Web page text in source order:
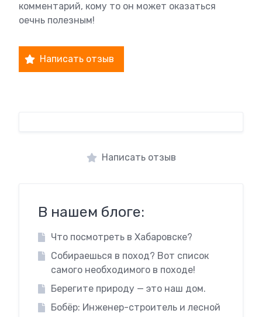
комментарий, кому то он может оказаться
оечнь полезным!
Написать отзыв
Написать отзыв
В нашем блоге:
Что посмотреть в Хабаровске?
Собираешься в поход? Вот список
самого необходимого в походе!
Берегите природу — это наш дом.
Бобёр: Инженер-строитель и лесной